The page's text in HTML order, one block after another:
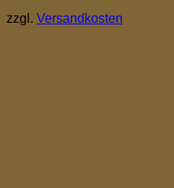
zzgl. Versandkosten